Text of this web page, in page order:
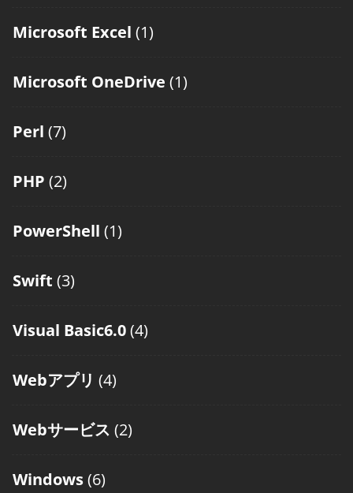
Microsoft Excel (1)
Microsoft OneDrive (1)
Perl (7)
PHP (2)
PowerShell (1)
Swift (3)
Visual Basic6.0(4)
Webアプリ (4)
Webサービス (2)
Windows(6)